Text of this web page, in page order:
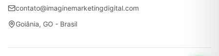
contato@imaginemarketingdigital.com
Goiânia, GO - Brasil